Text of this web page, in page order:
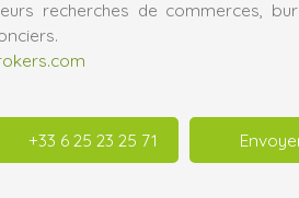
recherches de commerces,
+33 6 25 23 25 71